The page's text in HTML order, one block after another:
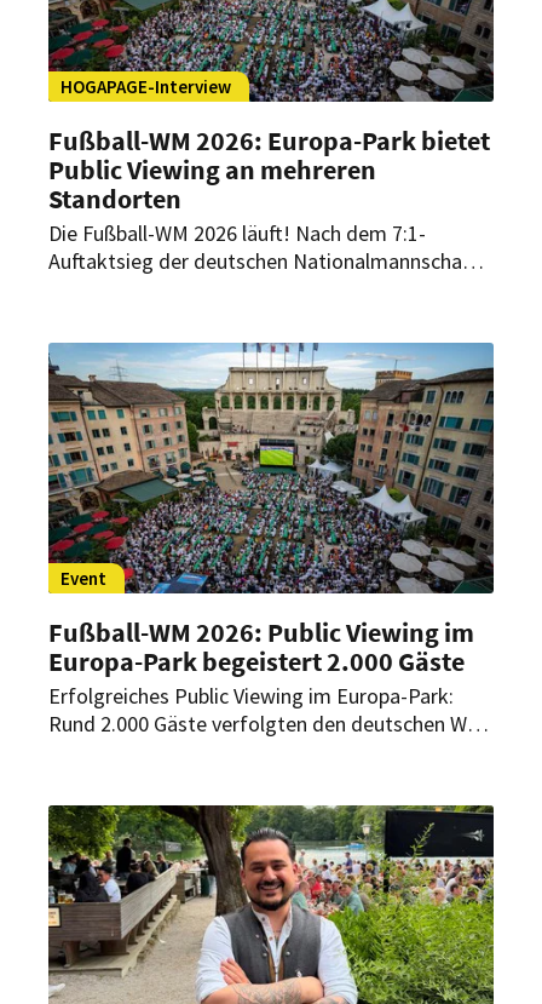
HOGAPAGE-Interview
Fußball-WM 2026: Europa-Park bietet
Public Viewing an mehreren
Standorten
Die Fußball-WM 2026 läuft! Nach dem 7:1-
Auftaktsieg der deutschen Nationalmannschaft
Resort. Rund 2.000 Gäste verfolgten die Partie
beim Public Viewing auf der Piazza des Hotels
„Colosseo“. Frank Müller, Direktor F&B Hotels,
spricht im HOGAPAGE-Interview über die
Besonderheiten des Public-Viewing-Konzepts
und dessen Bedeutung für das Gästeerlebnis.
Event
Fußball-WM 2026: Public Viewing im
Europa-Park begeistert 2.000 Gäste
Erfolgreiches Public Viewing im Europa-Park:
Rund 2.000 Gäste verfolgten den deutschen WM-
dort unter freiem Himmel übertragen werden.